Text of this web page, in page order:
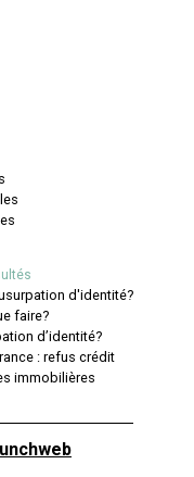
d'identité?
faire?
d’identité?
: refus crédit
immobilières